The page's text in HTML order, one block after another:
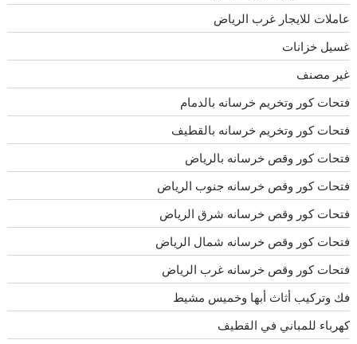
عاملات للايجار غرب الرياض
غسيل خزانات
غير مصنف
فتحات كور وتخريم خرسانه بالدمام
فتحات كور وتخريم خرسانه بالقطيف
فتحات كور وقص خرسانه بالرياض
فتحات كور وقص خرسانه جنوب الرياض
فتحات كور وقص خرسانه شرق الرياض
فتحات كور وقص خرسانه شمال الرياض
فتحات كور وقص خرسانه غرب الرياض
فك وتركيب أثاث أبها وخميس مشيط
كهرباء للمباني في القطيف